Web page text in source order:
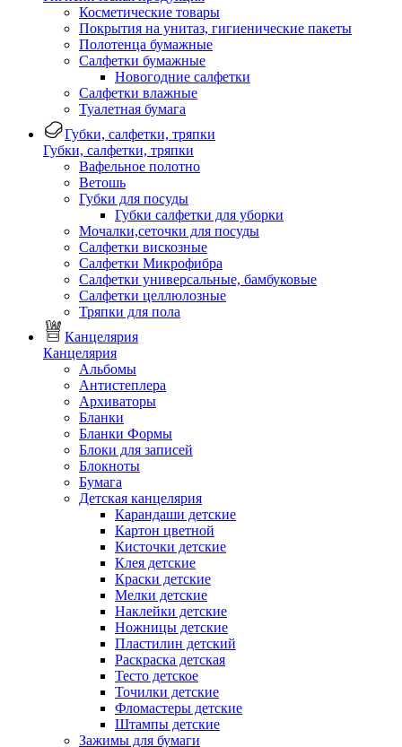
Косметические товары
Покрытия на унитаз, гигиенические пакеты
Полотенца бумажные
Салфетки бумажные
Новогодние салфетки
Салфетки влажные
Туалетная бумага
Губки, салфетки, тряпки
Губки, салфетки, тряпки
Вафельное полотно
Ветошь
Губки для посуды
Губки салфетки для уборки
Мочалки,сеточки для посуды
Салфетки вискозные
Салфетки Микрофибра
Салфетки универсальные, бамбуковые
Салфетки целлюлозные
Тряпки для пола
Канцелярия
Канцелярия
Альбомы
Антистеплера
Архиваторы
Бланки
Бланки Формы
Блоки для записей
Блокноты
Бумага
Детская канцелярия
Карандаши детские
Картон цветной
Кисточки детские
Клея детские
Краски детские
Мелки детские
Наклейки детские
Ножницы детские
Пластилин детский
Раскраска детская
Тесто детское
Точилки детские
Фломастеры детские
Штампы детские
Зажимы для бумаги